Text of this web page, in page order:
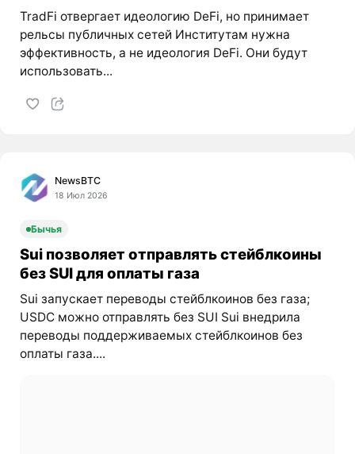
TradFi отвергает идеологию DeFi, но принимает
рельсы публичных сетей Институтам нужна
эффективность, а не идеология DeFi. Они будут
использовать...
NewsBTC
18 Июл 2026
Бычья
Sui позволяет отправлять стейблкоины
без SUI для оплаты газа
Sui запускает переводы стейблкоинов без газа;
USDC можно отправлять без SUI Sui внедрила
переводы поддерживаемых стейблкоинов без
оплаты газа....